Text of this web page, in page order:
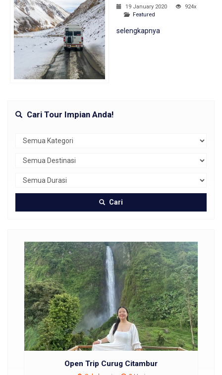
19 January 2020
924x
Featured
selengkapnya
Cari Tour Impian Anda!
Cari
Open Trip Curug Citambur